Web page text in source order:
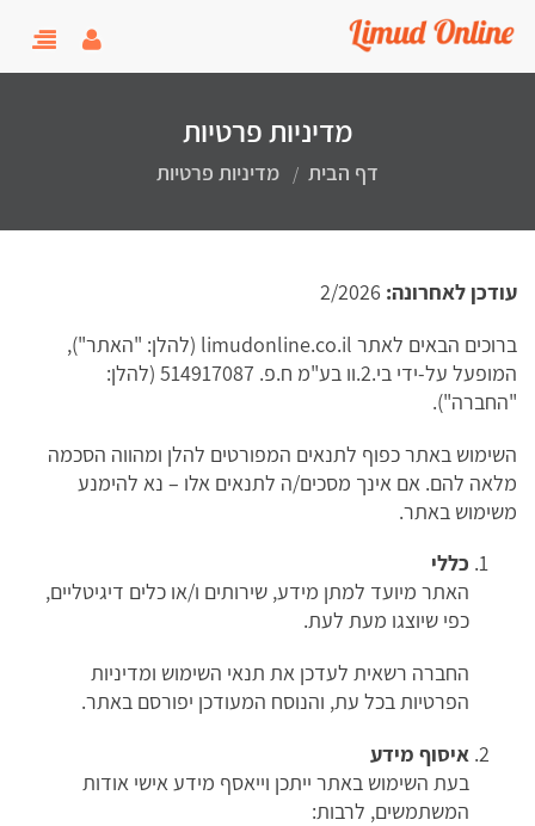
menu
מדיניות פרטיות
דף הבית מדיניות פרטיות
עודכן לאחרונה:
ברוכים הבאים לאתר limudonline.co.il (להלן: "האתר"),
המופעל על-ידי בי.2.וו בע"מ ח.פ. 514917087 (להלן:
"החברה").
השימוש באתר כפוף לתנאים המפורטים להלן ומהווה הסכמה
מלאה להם. אם אינך מסכים/ה לתנאים אלו – נא להימנע
משימוש באתר.
כללי
האתר מיועד למתן מידע, שירותים ו/או כלים דיגיטליים,
כפי שיוצגו מעת לעת.
החברה רשאית לעדכן את תנאי השימוש ומדיניות
הפרטיות בכל עת, והנוסח המעודכן יפורסם באתר.
איסוף מידע
בעת השימוש באתר ייתכן וייאסף מידע אישי אודות
המשתמשים, לרבות: